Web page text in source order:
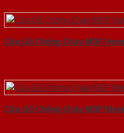
Cửa Gỗ Chống Cháy MDF
Cửa Gỗ Chống Cháy MDF